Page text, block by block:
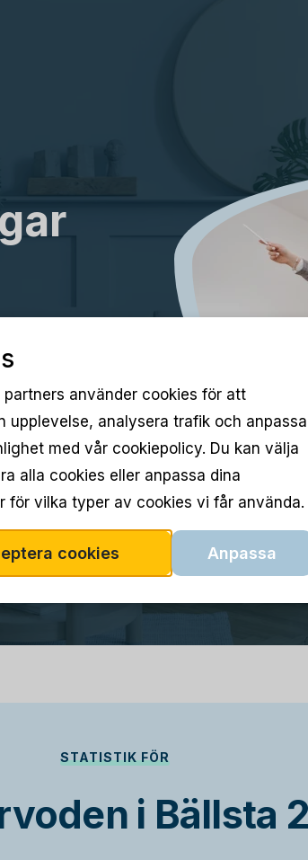
STATISTIK FÖR
i Bällsta
använder cookies för att
upplevelse, analysera trafik och anpassa
med vår cookiepolicy. Du kan välja
alla cookies eller anpassa dina
för vilka typer av cookies vi får använda.
cookies Anpassa